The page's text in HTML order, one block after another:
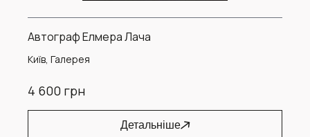
Автограф Елмера Лача
Київ, Галерея
4 600 грн
Детальніше